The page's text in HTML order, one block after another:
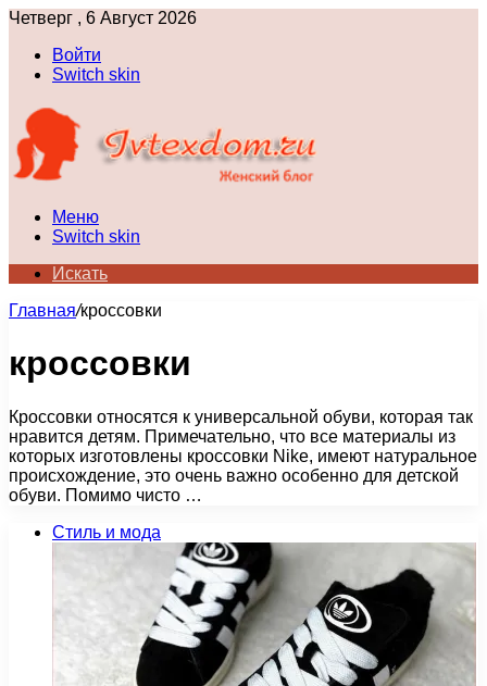
Четверг , 6 Август 2026
Войти
Switch skin
Меню
Switch skin
Искать
Главная/кроссовки
кроссовки
Кроссовки относятся к универсальной обуви, которая так
нравится детям. Примечательно, что все материалы из
которых изготовлены кроссовки Nike, имеют натуральное
происхождение, это очень важно особенно для детской
обуви. Помимо чисто …
Стиль и мода